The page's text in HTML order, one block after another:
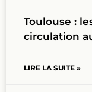
Toulouse :
circulation
LIRE LA SUITE »